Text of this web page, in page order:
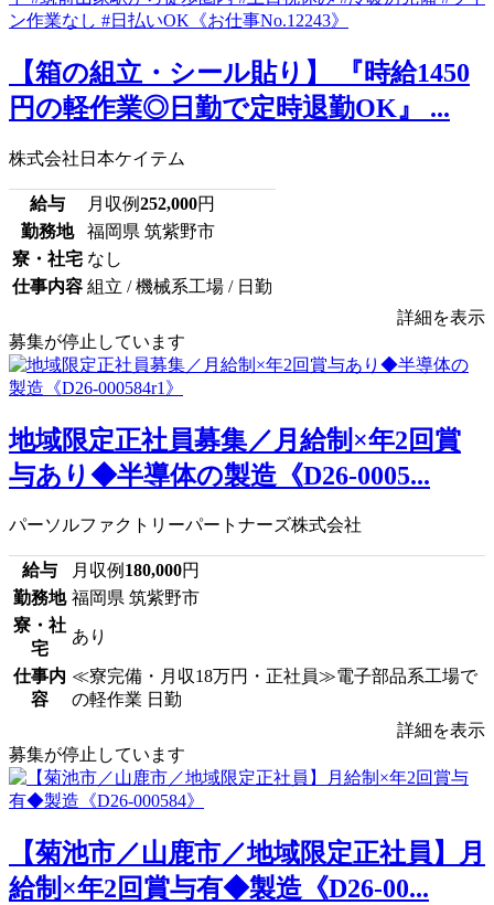
【箱の組立・シール貼り】 『時給1450
円の軽作業◎日勤で定時退勤OK』 ...
株式会社日本ケイテム
給与 月収例252,000円
勤務地
福岡県 筑紫野市
寮・社宅 なし
仕事内容 組立 / 機械系工場 / 日勤
詳細を表示
募集が停止しています
地域限定正社員募集／月給制×年2回賞
与あり◆半導体の製造《D26-0005...
パーソルファクトリーパートナーズ株式会社
給与 月収例 180,000円
勤務地 福岡県 筑紫野市
寮・社
宅
あり
仕事内
容
≪寮完備・月収18万円・正社員≫電子部品系工場で
の軽作業 日勤
詳細を表示
募集が停止しています
【菊池市／山鹿市／地域限定正社員】月
給制×年2回賞与有◆製造《D26-00...